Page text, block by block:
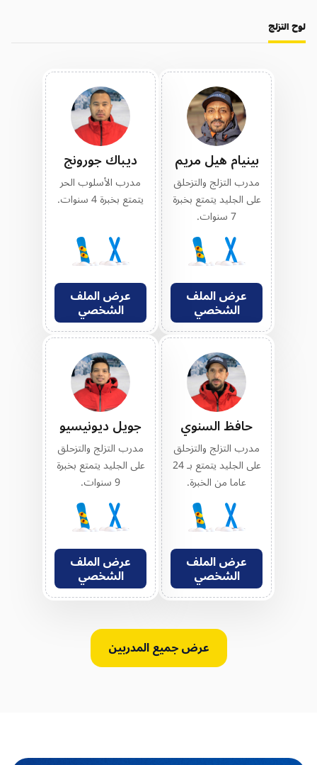
لوح التزلج
بينيام هيل مريم
مدرب التزلج والتزحلق
على الجليد يتمتع بخبرة
7 سنوات.
عرض الملف
الشخصي
ديباك جورونج
مدرب الأسلوب الحر
يتمتع بخبرة 4 سنوات.
عرض الملف
الشخصي
حافظ السنوي
مدرب التزلج والتزحلق
على الجليد يتمتع بـ 24
عاما من الخبرة.
عرض الملف
الشخصي
جويل ديونيسيو
مدرب التزلج والتزحلق
على الجليد يتمتع بخبرة
9 سنوات.
عرض الملف
الشخصي
عرض جميع المدربين